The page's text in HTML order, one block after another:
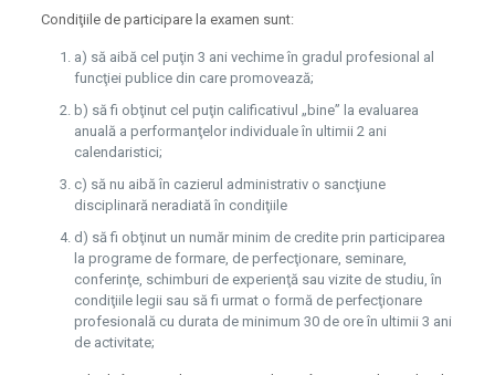
Condiţiile de participare la examen sunt:
a) să aibă cel puţin 3 ani vechime în gradul profesional al
funcţiei publice din care promovează;
b) să fi obţinut cel puţin calificativul „bine” la evaluarea
anuală a performanţelor individuale în ultimii 2 ani
calendaristici;
c) să nu aibă în cazierul administrativ o sancţiune
disciplinară neradiată în condiţiile
d) să fi obţinut un număr minim de credite prin participarea
la programe de formare, de perfecţionare, seminare,
conferinţe, schimburi de experienţă sau vizite de studiu, în
condiţiile legii sau să fi urmat o formă de perfecţionare
profesională cu durata de minimum 30 de ore în ultimii 3 ani
de activitate;